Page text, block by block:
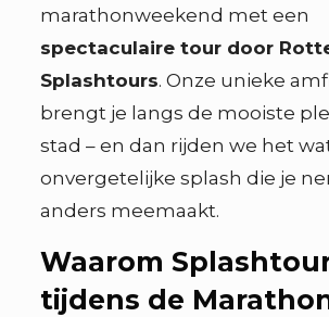
marathonweekend met een
spectaculaire tour door
Splashtours. Onze unieke
brengt je langs de mooiste
stad – en dan rijden we het
onvergetelijke splash die je
anders meemaakt.
Waarom
tijdens de